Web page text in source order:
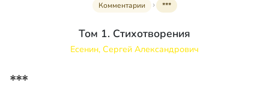
Комментарии
***
Том 1. Стихотворения
Есенин, Сергей Александрович
***